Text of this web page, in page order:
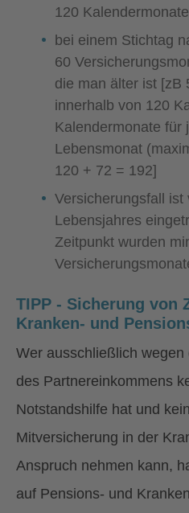
120 Kalendermonate
bei einem Stichtag
60
die man älter ist [zB
innerhalb von 120
Kalendermonate für
Lebensmonat
120 + 72 = 192]
Versicherungsfall ist
Lebensjahres
Zeitpunkt wurden
TIPP - Sicherung von
Kranken- und
Wer ausschließlich
des Partnereinkommens
Notstandshilfe hat und
Mitversicherung in der
Anspruch nehmen kann,
auf Pensions- und